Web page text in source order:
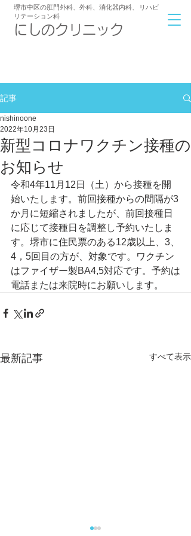
堺市中区の肛門外科、外科、消化器内科
リハビ
リテーション科
​にしのクリニック
記事
新型コロナワクチン接種の
お知らせ
nishinoone
2022年10月23日
令和4年11月12日（土）から接種を開
始いたします。前回接種からの間隔が3
か月に短縮されましたが、前回接種日
に応じて接種日を調整し予約いたしま
す。堺市に住民票のある12歳以上、3、
4，5回目の方が、対象です。ワクチン
はファイザー製BA4,5対応です。予約は
電話または来院時にお願いします。
最新記事 すべて表示